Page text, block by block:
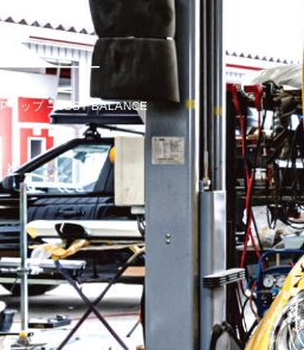
リップ – JUST BALANCE